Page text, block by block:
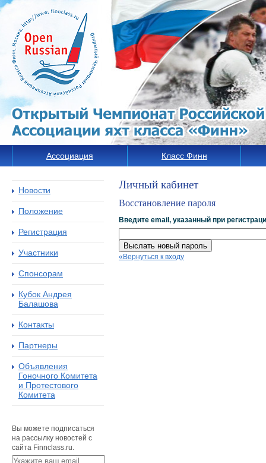
Ассоциация Класс Финн
Личный кабинет
Восстановление пароля
Введите email, указанный при
Выслать новый пароль
«Вернуться к входу
Новости
Положение
Регистрация
Участники
Спонсорам
Кубок Андрея
Балашова
Контакты
Партнеры
Объявления
Гоночного Комитета
и Протестового
Комитета
Вы можете подписаться
на рассылку новостей с
сайта Finnclass.ru.